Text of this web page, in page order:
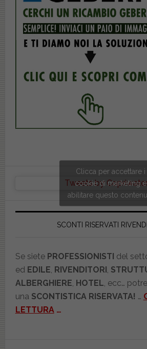
Tweets by
Clicca per accettare i
cookie di marketing e
abilitare questo
SCONTI RISERVATI
Se siete PROFESSIONISTI del
ed EDILE, RIVENDITORI ,
ALBERGHIERE, HOTEL, ecc…
una SCONTISTICA RISERVATA! …
LETTURA…